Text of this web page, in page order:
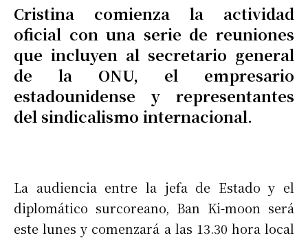
Cristina comienza la actividad
oficial con una serie de reuniones
que incluyen al secretario general
de la ONU, el empresario
estadounidense y representantes
del sindicalismo internacional.
La audiencia entre la jefa de Estado y el
diplomático surcoreano, Ban Ki-moon será
este lunes y comenzará a las 13.30 hora local